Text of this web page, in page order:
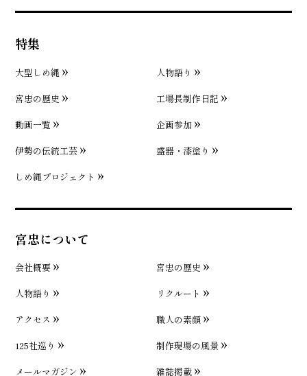
特集
大型しめ縄
人物語り
宮忠の歴史
工場長制作日記
動画一覧
企画参加
伊勢の伝統工芸
盛器・漆塗り
しめ縄プロジェクト
宮忠について
会社概要
宮忠の歴史
人物語り
リクルート
アクセス
職人の素顔
125社巡り
制作現場の風景
メールマガジン
雑誌掲載